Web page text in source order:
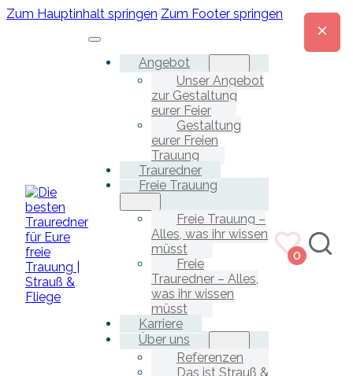
Zum Hauptinhalt springen Zum Footer springen
Angebot
Unser Angebot
zur Gestaltung
eurer Feier
Gestaltung
eurer Freien
Trauung
Trauredner
Freie Trauung
Freie Trauung –
Alles, was ihr wissen
müsst
Freie
Trauredner – Alles,
was ihr wissen
müsst
Karriere
Über uns
Referenzen
Das ist Strauß &
0